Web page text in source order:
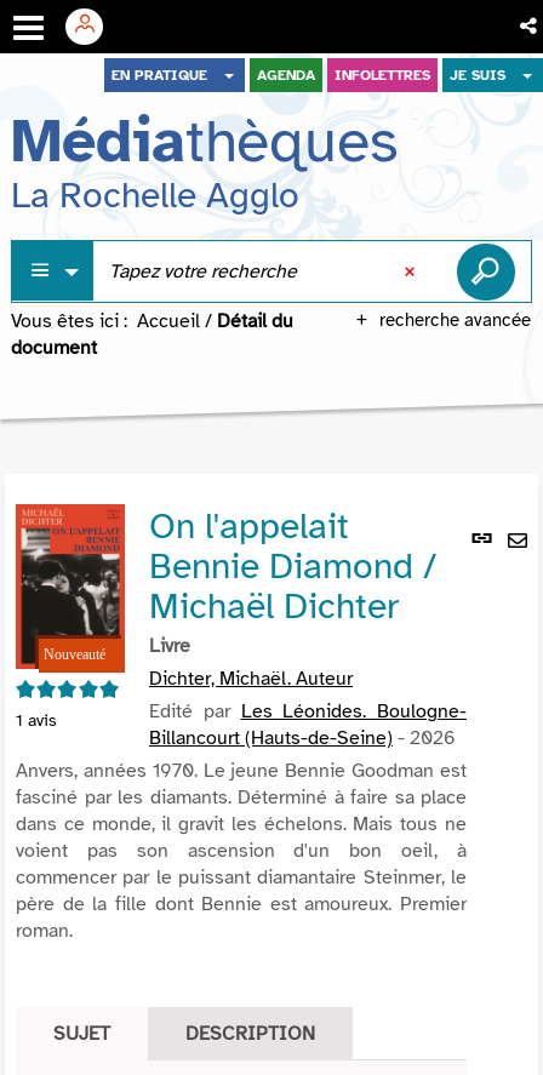
menu
contenu
recherche
EN PRATIQUE AGENDA INFOLETTRES JE SUIS
Médiathèques
La Rochelle Agglo
recherche avancée
Vous êtes ici : Accueil / Détail du
document
Lien
5/5
1 avis
On l'appelait
Bennie Diamond /
Michaël Dichter
Livre
Dichter, Michaël. Auteur
Edité par Les Léonides. Boulogne-
Billancourt (Hauts-de-Seine) - 2026
Anvers, années 1970. Le jeune Bennie Goodman est
fasciné par les diamants. Déterminé à faire sa place
dans ce monde, il gravit les échelons. Mais tous ne
voient pas son ascension d'un bon oeil, à
commencer par le puissant diamantaire Steinmer, le
père de la fille dont Bennie est amoureux. Premier
roman.
SUJET DESCRIPTION